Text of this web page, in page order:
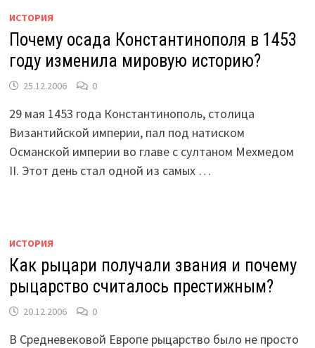
ИСТОРИЯ
Почему осада Константинополя в 1453
году изменила мировую историю?
25.12.2006 0
29 мая 1453 года Константинополь, столица
Византийской империи, пал под натиском
Османской империи во главе с султаном Мехмедом
II. Этот день стал одной из самых …
ИСТОРИЯ
Как рыцари получали звания и почему
рыцарство считалось престижным?
20.12.2006 0
В Средневековой Европе рыцарство было не просто